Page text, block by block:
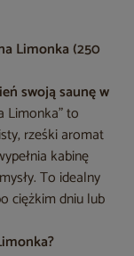
Limonka (250
swoją saunę w
Limonka” to
rześki aromat
kabinę
To idealny
ciężkim dniu lub